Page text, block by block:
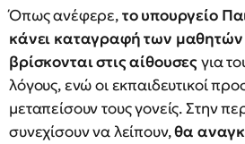
Όπως ανέφερε,το υπουργείο
κάνει καταγραφή των μαθητών
βρίσκονται στις αίθουσεςγια
λόγους, ενώ οι εκπαιδευτικοί
μεταπείσουν τους γονείς. Στην
συνεχίσουν να λείπουν,θα